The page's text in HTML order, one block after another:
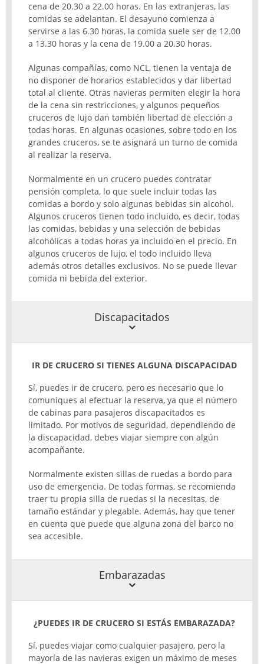
cena de 20.30 a 22.00 horas. En las extranjeras, las
comidas se adelantan. El desayuno comienza a
servirse a las 6.30 horas, la comida suele ser de 12.00
a 13.30 horas y la cena de 19.00 a 20.30 horas.
Algunas compañías, como NCL, tienen la ventaja de
no disponer de horarios establecidos y dar libertad
total al cliente. Otras navieras permiten elegir la hora
de la cena sin restricciones, y algunos pequeños
cruceros de lujo dan también libertad de elección a
todas horas. En algunas ocasiones, sobre todo en los
grandes cruceros, se te asignará un turno de comida
al realizar la reserva.
Normalmente en un crucero puedes contratar
pensión completa, lo que suele incluir todas las
comidas a bordo y solo algunas bebidas sin alcohol.
Algunos cruceros tienen todo incluido, es decir, todas
las comidas, bebidas y una selección de bebidas
alcohólicas a todas horas ya incluido en el precio. En
algunos cruceros de lujo, el todo incluido lleva
además otros detalles exclusivos. No se puede llevar
comida ni bebida del exterior.
Discapacitados
IR DE CRUCERO SI TIENES ALGUNA DISCAPACIDAD
Sí, puedes ir de crucero, pero es necesario que lo
comuniques al efectuar la reserva, ya que el número
de cabinas para pasajeros discapacitados es
limitado. Por motivos de seguridad, dependiendo de
la discapacidad, debes viajar siempre con algún
acompañante.
Normalmente existen sillas de ruedas a bordo para
uso de emergencia. De todas formas, se recomienda
traer tu propia silla de ruedas si la necesitas, de
tamaño estándar y plegable. Además, hay que tener
en cuenta que puede que alguna zona del barco no
sea accesible.
Embarazadas
¿PUEDES IR DE CRUCERO SI ESTÁS EMBARAZADA?
Sí, puedes viajar como cualquier pasajero, pero la
mayoría de las navieras exigen un máximo de meses